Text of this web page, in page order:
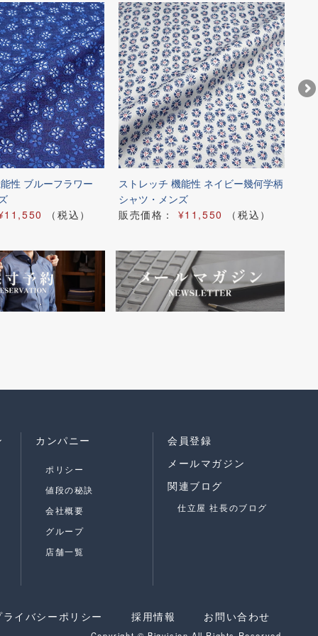
性 ブルーフラワー
（税込）
ストレッチ 機能性 ネイビー幾何学柄
シャツ・メンズ
販売価格： ¥11,550 （税込）
カンパニー
ポリシー
値段の秘訣
会社概要
グループ
店舗一覧
会員登録
メールマガジン
関連ブログ
仕立屋 社長のブログ
ライバシーポリシー 採用情報 お問い合わせ